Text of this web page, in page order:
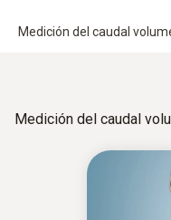
Medición del caudal
Medición del caudal